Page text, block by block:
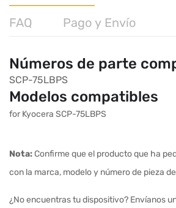
FAQ Pago y Envío
Números de parte
SCP-75LBPS
Modelos compatibles
for Kyocera SCP-75LBPS
Nota:Confirme que el producto que ha
con la marca, modelo y número de pieza
¿No encuentras tu dispositivo? Envíanos